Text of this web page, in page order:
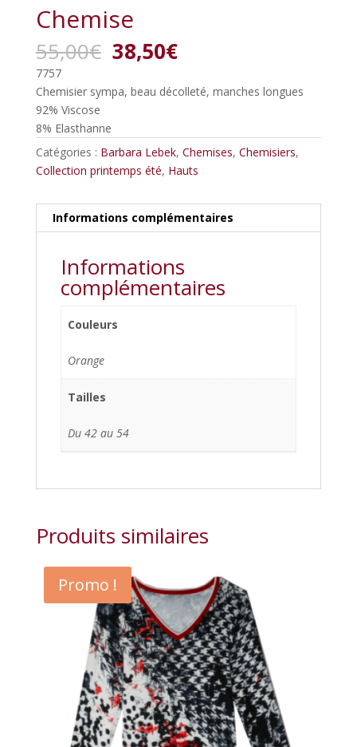
Chemise
55,00€ Le
prix
initial
était :
38,50€Le
prix
actuel
est :
7757
Chemisier sympa, beau décolleté, manches longues
92% Viscose
8% Elasthanne
Catégories : Barbara Lebek, Chemises, Chemisiers,
Collection printemps été, Hauts
Informations complémentaires
Informations
complémentaires
Couleurs
Orange
Tailles
Du 42 au 54
Produits similaires
Promo !